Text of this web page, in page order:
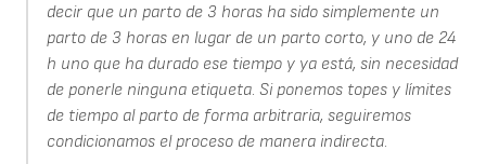
decir que un parto de 3 horas ha sido simplemente un
parto de 3 horas en lugar de un parto corto, y uno de 24
h uno que ha durado ese tiempo y ya está, sin necesidad
de ponerle ninguna etiqueta. Si ponemos topes y límites
de tiempo al parto de forma arbitraria, seguiremos
condicionamos el proceso de manera indirecta.